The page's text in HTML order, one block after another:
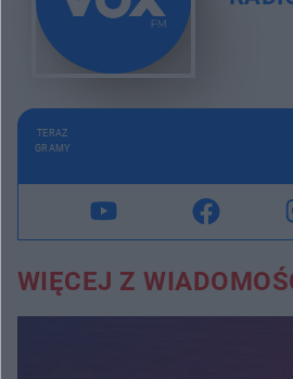
TERAZ
GRAMY
WIĘCEJ Z